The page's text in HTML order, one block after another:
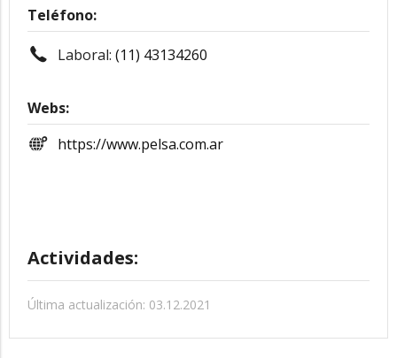
Teléfono:
Laboral: (11) 43134260
Webs:
https://www.pelsa.com.ar
Actividades:
Última actualización: 03.12.2021